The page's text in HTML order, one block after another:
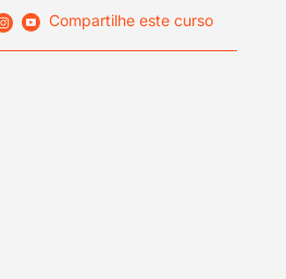
Compartilhe este curso